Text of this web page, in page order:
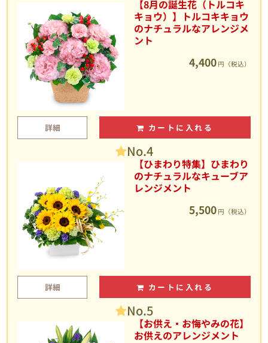
【8月の誕生花（トルコキ
キョウ）】トルコキキョウ
のナチュラルなアレンジメ
ント
4,400 円（税込）
詳細 カートに入れる
No.4
【ひまわり特集】ひまわり
のナチュラルなキューブア
レンジメント
5,500 円（税込）
詳細 カートに入れる
No.5
【お供え・お悔やみの花】
お供えのアレンジメント